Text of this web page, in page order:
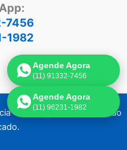
7456
1982
Técnica | Criado por:
Visão
.
Agende Agora
(11) 91332-7456
Agende Agora
(11) 96231-1982